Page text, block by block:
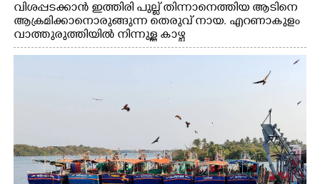
വിശപ്പടക്കാൻ ഇത്തിരി പുല്ല് തിന്നാനെത്തിയ ആടിനെ
ആക്രമിക്കാനൊരുങ്ങുന്ന തെരുവ് നായ. എറണാകുളം
വാത്തുരുത്തിയിൽ നിന്നുള്ള കാഴ്ച